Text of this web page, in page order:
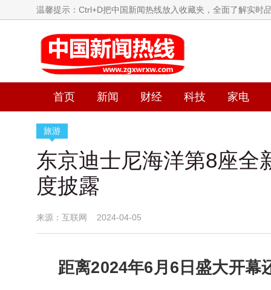
温馨提示：Ctrl+D把中国新闻热线放入收藏夹，全面了解实时
首页 新闻 财经 科技 家电
旅游
东京迪士尼海洋第8座全
度披露
来源：互联网 2024-04-05
距离2024年6月6日盛大开幕